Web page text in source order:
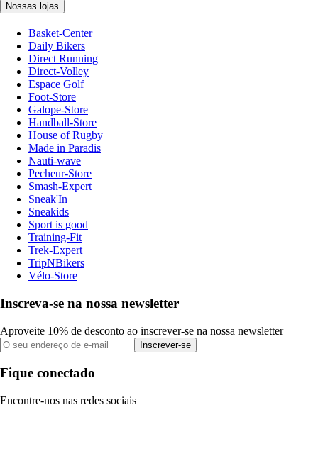
Nossas lojas
Basket-Center
Daily Bikers
Direct Running
Direct-Volley
Espace Golf
Foot-Store
Galope-Store
Handball-Store
House of Rugby
Made in Paradis
Nauti-wave
Pecheur-Store
Smash-Expert
Sneak'In
Sneakids
Sport is good
Training-Fit
Trek-Expert
TripNBikers
Vélo-Store
Inscreva-se na nossa newsletter
Aproveite 10% de desconto ao inscrever-se na nossa newsletter
Inscrever-se
Fique conectado
Encontre-nos nas redes sociais